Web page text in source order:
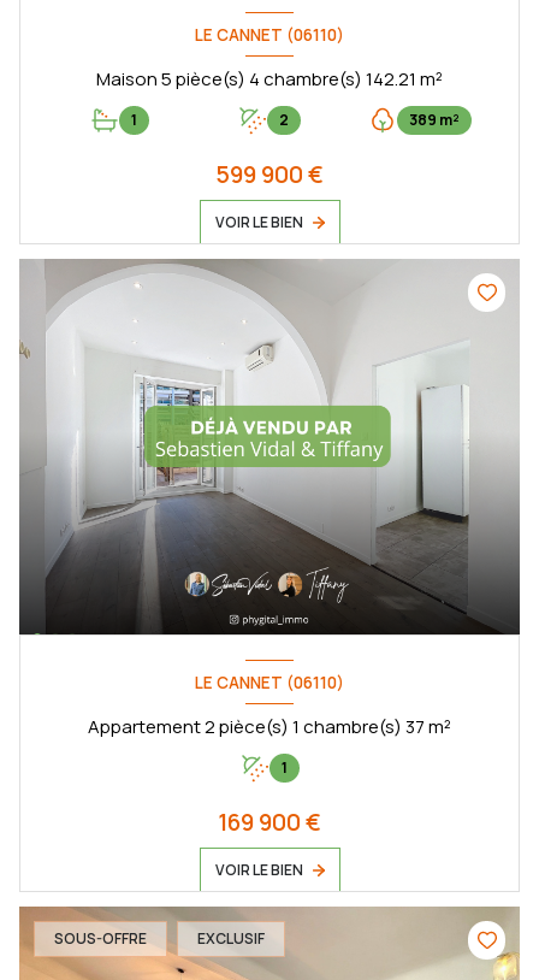
LE CANNET (06110)
Maison 5 pièce(s) 4 chambre(s) 142.21 m²
1 2 389 m²
599 900 €
VOIR LE BIEN
LE CANNET (06110)
Appartement 2 pièce(s) 1 chambre(s) 37 m²
1
169 900 €
VOIR LE BIEN
SOUS-OFFRE EXCLUSIF